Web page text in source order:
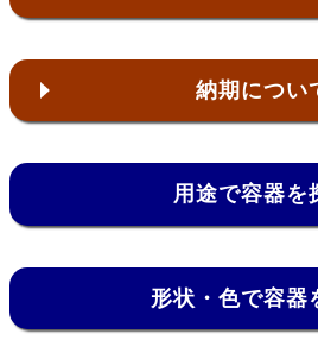
納期につい
用途で容器を
形状・色で容器